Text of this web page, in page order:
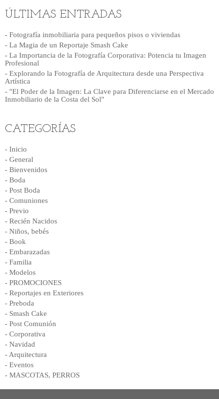
ÚLTIMAS ENTRADAS
- Fotografía inmobiliaria para pequeños pisos o viviendas
- La Magia de un Reportaje Smash Cake
- La Importancia de la Fotografía Corporativa: Potencia tu Imagen
Profesional
- Explorando la Fotografía de Arquitectura desde una Perspectiva
Artística
- "El Poder de la Imagen: La Clave para Diferenciarse en el Mercado
Inmobiliario de la Costa del Sol"
CATEGORÍAS
- Inicio
- General
- Bienvenidos
- Boda
- Post Boda
- Comuniones
- Previo
- Recién Nacidos
- Niños, bebés
- Book
- Embarazadas
- Familia
- Modelos
- PROMOCIONES
- Reportajes en Exteriores
- Preboda
- Smash Cake
- Post Comunión
- Corporativa
- Navidad
- Arquitectura
- Eventos
- MASCOTAS, PERROS